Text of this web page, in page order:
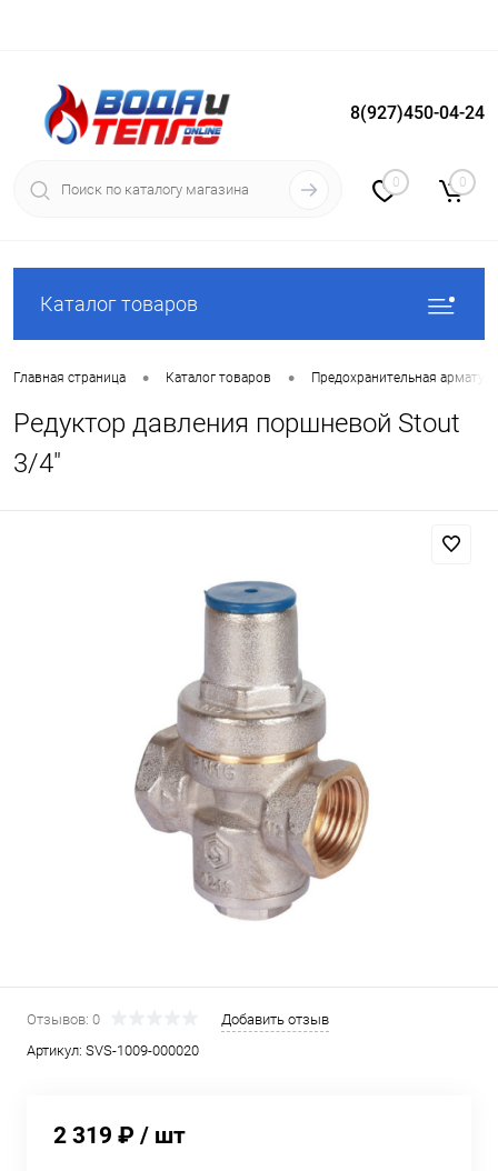
Вход Регистрация
8(927)450-04-24
0 0
Каталог товаров
Главная страница • Каталог товаров • Предохранительная арматура
Редуктор давления поршневой Stout
3/4"
Отзывов: 0
Добавить отзыв
Артикул: SVS-1009-000020
2 319 ₽ / шт